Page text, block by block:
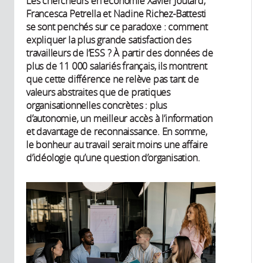
Francesca Petrella et Nadine Richez-Battesti
se sont penchés sur ce paradoxe : comment
expliquer la plus grande satisfaction des
travailleurs de l’ESS ? À partir des données de
plus de 11 000 salariés français, ils montrent
que cette différence ne relève pas tant de
valeurs abstraites que de pratiques
organisationnelles concrètes : plus
d’autonomie, un meilleur accès à l’information
et davantage de reconnaissance. En somme,
le bonheur au travail serait moins une affaire
d’idéologie qu’une question d’organisation.